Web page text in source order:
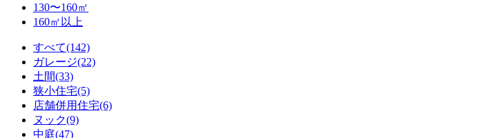
130〜160㎡
160㎡以上
すべて(142)
ガレージ(22)
土間(33)
狭小住宅(5)
店舗併用住宅(6)
ヌック(9)
中庭(47)